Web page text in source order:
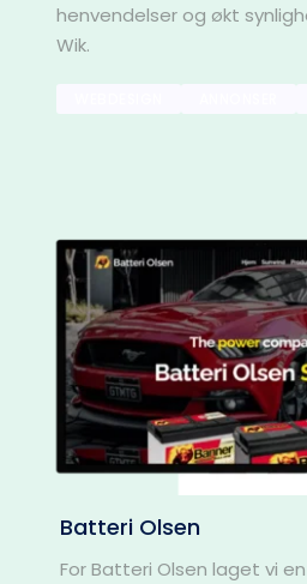
henvendelser og økt
Wik.
Batteri Olsen
For Batteri Olsen laget vi